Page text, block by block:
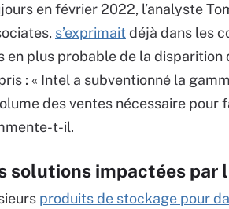
en février 2022, l’analyste
s’exprimait déjà dans les
en plus probable de la disparition
: « Intel a subventionné la
des ventes nécessaire pour
t-il.
solutions impactées par
produits de stockage pour